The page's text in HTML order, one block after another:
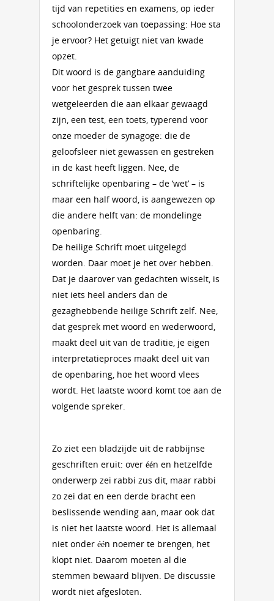
tijd van repetities en examens, op ieder
schoolonderzoek van toepassing: Hoe sta
je ervoor? Het getuigt niet van kwade
opzet.
Dit woord is de gangbare aanduiding
voor het gesprek tussen twee
wetgeleerden die aan elkaar gewaagd
zijn, een test, een toets, typerend voor
onze moeder de synagoge: die de
geloofsleer niet gewassen en gestreken
in de kast heeft liggen. Nee, de
schriftelijke openbaring – de ‘wet’ – is
maar een half woord, is aangewezen op
die andere helft van: de mondelinge
openbaring.
De heilige Schrift moet uitgelegd
worden. Daar moet je het over hebben.
Dat je daarover van gedachten wisselt, is
niet iets heel anders dan de
gezaghebbende heilige Schrift zelf. Nee,
dat gesprek met woord en wederwoord,
maakt deel uit van de traditie, je eigen
interpretatieproces maakt deel uit van
de openbaring, hoe het woord vlees
wordt. Het laatste woord komt toe aan de
volgende spreker.
Zo ziet een bladzijde uit de rabbijnse
geschriften eruit: over één en hetzelfde
onderwerp zei rabbi zus dit, maar rabbi
zo zei dat en een derde bracht een
beslissende wending aan, maar ook dat
is niet het laatste woord. Het is allemaal
niet onder één noemer te brengen, het
klopt niet. Daarom moeten al die
stemmen bewaard blijven. De discussie
wordt niet afgesloten.